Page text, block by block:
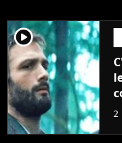
player2
2